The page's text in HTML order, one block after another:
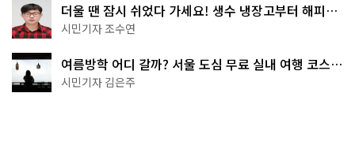
더울 땐 잠시 쉬었다 가세요! 생수 냉장고부터 해피소
·무더위쉼터까지
시민기자 조수연
여름방학 어디 갈까? 서울 도심 무료 실내 여행 코스
추천
시민기자 김은주